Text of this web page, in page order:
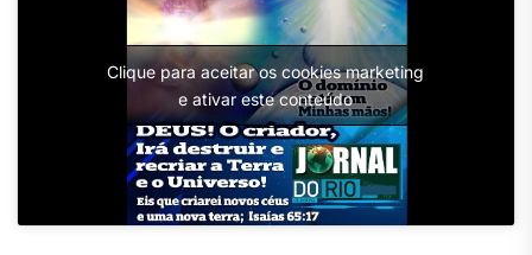
Clique para aceitar os cookies marketing
e ativar este conteúdo